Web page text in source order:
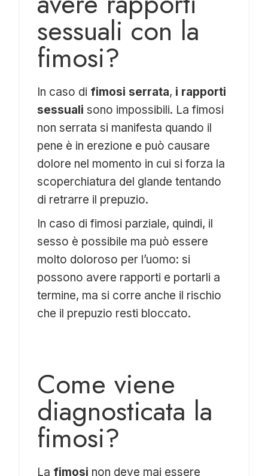
sessuali con la
fimosi?
In caso di fimosi serrata, i rapporti
sessualisono impossibili. La fimosi
non serrata si manifesta quando il
pene è in erezione e può causare
dolore nel momento in cui si forza la
scoperchiatura del glande tentando
di retrarre il prepuzio.
In caso di fimosi parziale, quindi, il
sesso è possibile ma può essere
molto doloroso per l’uomo: si
possono avere rapporti e portarli a
termine, ma si corre anche il rischio
che il prepuzio resti bloccato.
Come viene
diagnosticata la
fimosi?
La fimosi non deve mai essere